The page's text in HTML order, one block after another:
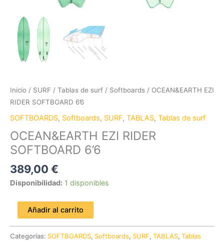
Inicio / SURF / Tablas de surf / Softboards / OCEAN&EARTH EZI
RIDER SOFTBOARD 6’6
SOFTBOARDS, Softboards, SURF, TABLAS, Tablas de surf
OCEAN&EARTH EZI RIDER
SOFTBOARD 6’6
389,00 €
Disponibilidad: 1 disponibles
Añadir al carrito
Categorías: SOFTBOARDS, Softboards, SURF, TABLAS, Tablas